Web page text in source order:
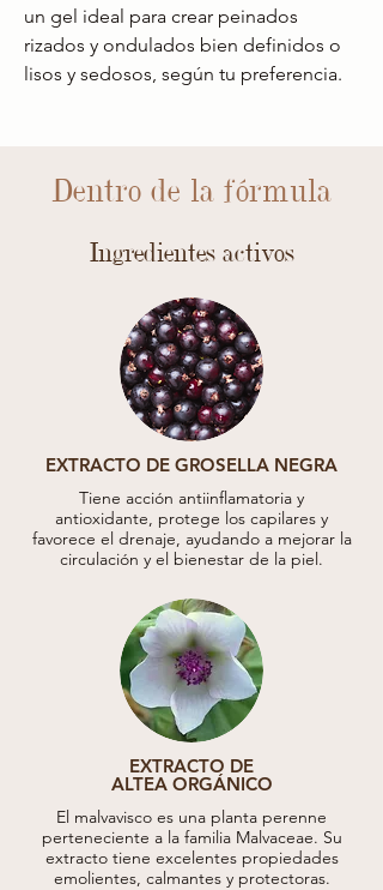
un gel ideal para crear peinados
rizados y ondulados bien definidos o
lisos y sedosos, según tu preferencia.
Dentro de la fórmula
Ingredientes activos
EXTRACTO DE GROSELLA NEGRA
Tiene acción antiinflamatoria y
antioxidante, protege los capilares y
favorece el drenaje, ayudando a mejorar la
circulación y el bienestar de la piel.
EXTRACTO DE
ALTEA ORGÁNICO
El malvavisco es una planta perenne
perteneciente a la familia Malvaceae. Su
extracto tiene excelentes propiedades
emolientes, calmantes y protectoras.